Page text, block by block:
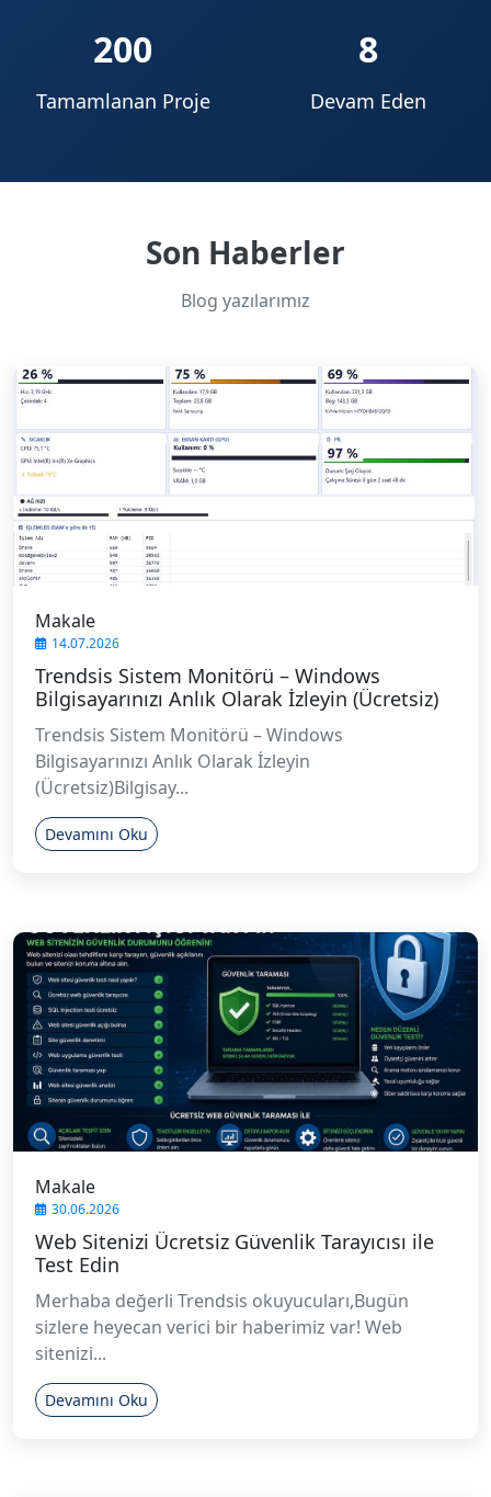
200
Tamamlanan Proje
8
Devam Eden
Son Haberler
Blog yazılarımız
Makale
14.07.2026
Trendsis Sistem Monitörü – Windows
Bilgisayarınızı Anlık Olarak İzleyin (Ücretsiz)
Trendsis Sistem Monitörü – Windows
Bilgisayarınızı Anlık Olarak İzleyin
(Ücretsiz)Bilgisay...
Devamını Oku
Makale
30.06.2026
Web Sitenizi Ücretsiz Güvenlik Tarayıcısı ile
Test Edin
Merhaba değerli Trendsis okuyucuları,Bugün
sizlere heyecan verici bir haberimiz var! Web
sitenizi...
Devamını Oku